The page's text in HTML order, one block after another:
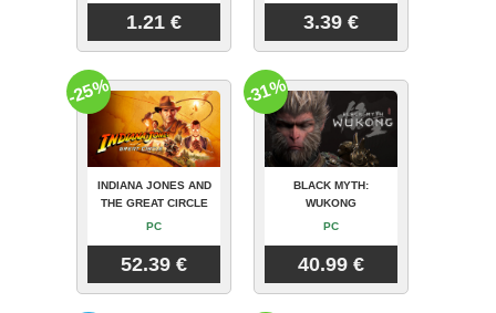
1.21 € 3.39 €
INDIANA JONES AND
THE GREAT CIRCLE
PC
52.39 €
-25%
BLACK MYTH:
WUKONG
PC
40.99 €
-31%